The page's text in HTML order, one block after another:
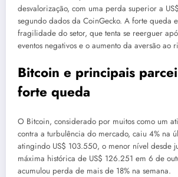
desvalorização, com uma perda superior a
segundo dados da CoinGecko. A forte queda
fragilidade do setor, que tenta se reerguer
eventos negativos e o aumento da aversão ao
Bitcoin e principais
forte queda
O Bitcoin, considerado por muitos como um
contra a turbulência do mercado, caiu 4% na
atingindo US$ 103.550, o menor nível desde
máxima histórica de US$ 126.251 em 6 de
acumulou perda de mais de 18% na semana.